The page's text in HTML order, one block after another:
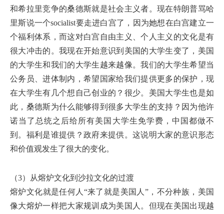
和希拉里竞争的桑德斯就是社会主义者。现在特朗普骂哈
里斯说一个socialist要走进白宫了，因为她想在白宫建立一
个福利体系，而这对白宫自由主义、个人主义的文化是有
很大冲击的。我现在开始意识到美国的大学生变了，美国
的大学生和我们的大学生越来越像。我们的大学生希望当
公务员、进体制内，希望国家给我们提供更多的保护，现
在大学生有几个想自己创业的？很少。美国大学生也是如
此，桑德斯为什么能够得到很多大学生的支持？因为他许
诺当了总统之后给所有美国大学生免学费，中国都做不
到。福利是谁提供？政府来提供。这说明大家的意识形态
和价值观发生了很大的变化。
（3）从熔炉文化到沙拉文化的过渡
熔炉文化就是任何人“来了就是美国人”，不分种族，美国
像大熔炉一样把大家规训成为美国人。但现在美国出现越